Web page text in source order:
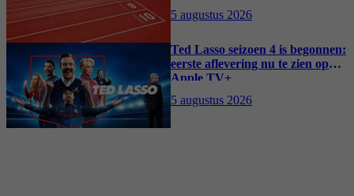
5 augustus 2026
Ted Lasso seizoen 4 is begonnen:
eerste aflevering nu te zien op
Apple TV+
5 augustus 2026